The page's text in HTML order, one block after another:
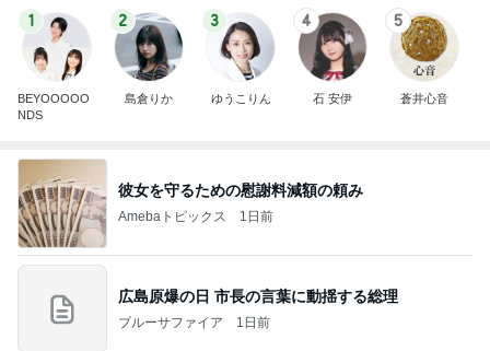
1
BEYOOOOO
NDS
2
島倉りか
3
ゆうこりん
4
石 安伊
5
蒼井心音
彼女を守るための慰謝料減額の頼み
Amebaトピックス 1日前
広島原爆の日 市長の言葉に動揺する総理
ブルーサファイア 1日前